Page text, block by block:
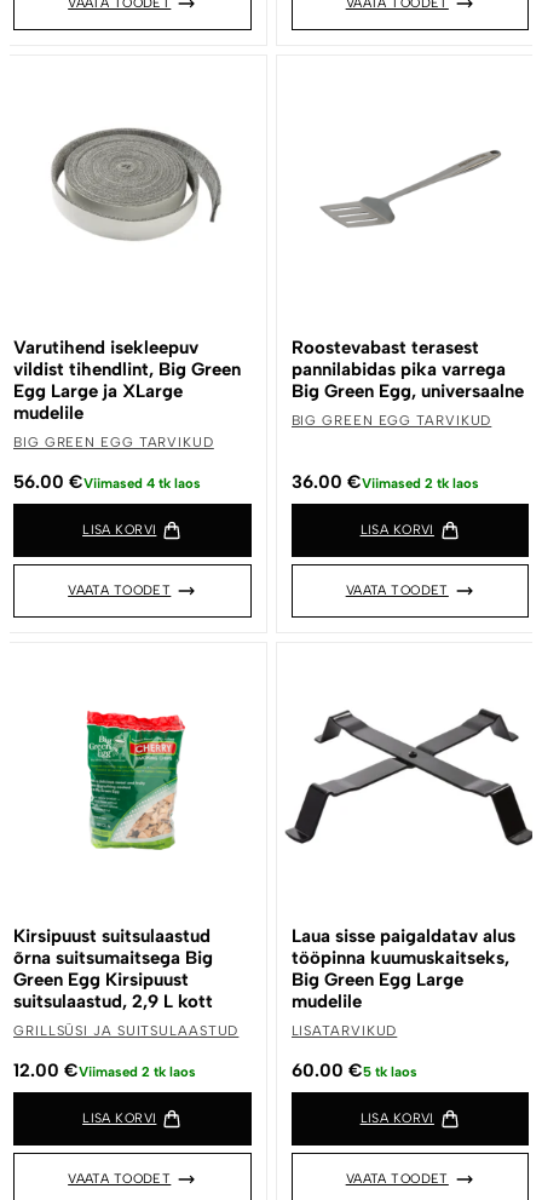
Varutihend isekleepuv
vildist tihendlint, Big Green
Egg Large ja XLarge
mudelile
BIG GREEN EGG TARVIKUD
56.00 €Viimased 4 tk laos
LISA KORVI
VAATA TOODET
Roostevabast terasest
pannilabidas pika varrega
Big Green Egg, universaalne
BIG GREEN EGG TARVIKUD
36.00 €Viimased 2 tk laos
LISA KORVI
VAATA TOODET
Kirsipuust suitsulaastud
õrna suitsumaitsega Big
Green Egg Kirsipuust
suitsulaastud, 2,9 L kott
GRILLSÜSI JA SUITSULAASTUD
12.00 €Viimased 2 tk laos
LISA KORVI
VAATA TOODET
Laua sisse paigaldatav alus
tööpinna kuumuskaitseks,
Big Green Egg Large
mudelile
LISATARVIKUD
60.00 €5 tk laos
LISA KORVI
VAATA TOODET